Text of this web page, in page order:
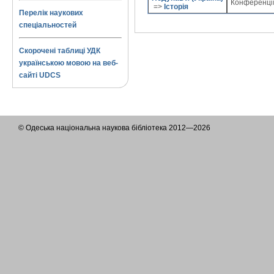
Перелік наукових
спеціальностей
Скорочені таблиці УДК
українською мовою на веб-
сайті UDCS
=> Історія
© Одеська національна наукова бібліотека 2012—2026